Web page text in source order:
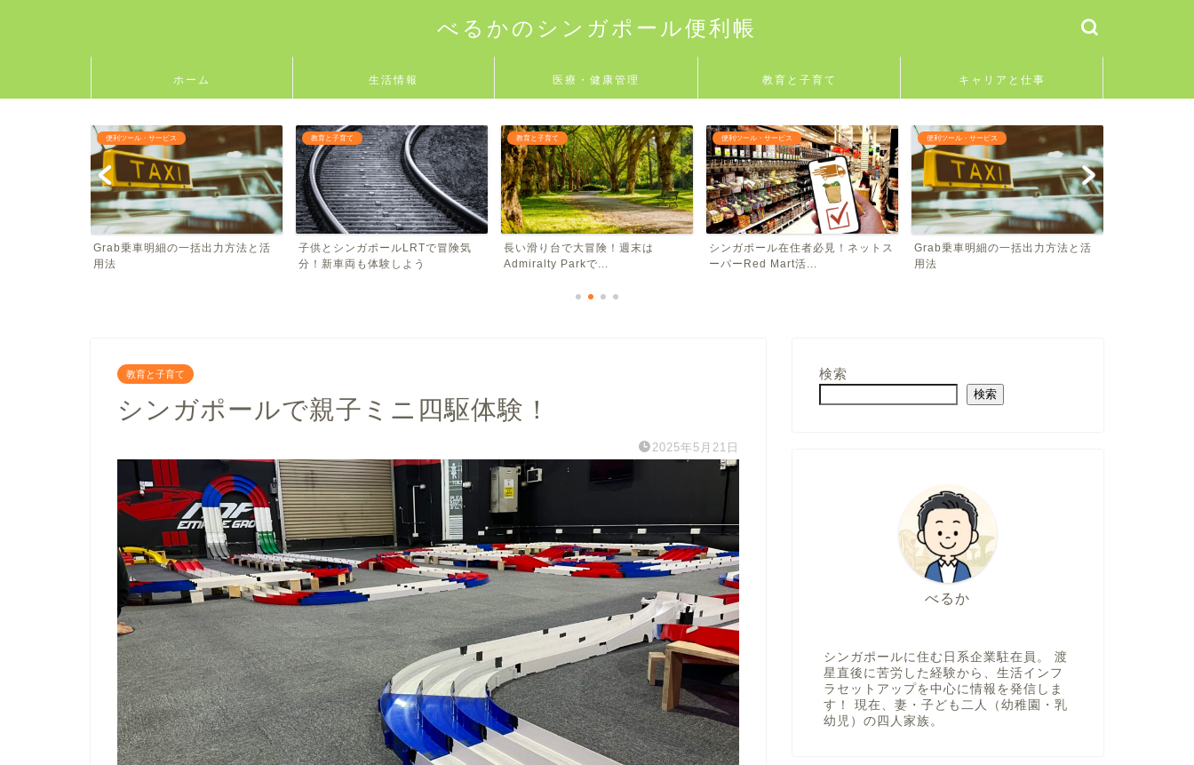
べるかのシンガポール便利帳
ホーム 生活情報 医療・健康管理 教育と子育て キャリアと仕事
教育と子育て
子供とシンガポールLRTで冒険気
分！新車両も体験しよう
教育と子育て
長い滑り台で大冒険！週末は
Admiralty Parkで...
便利ツール・サービス
シンガポール在住者必見！ネットス
ーパーRed Mart活...
便利ツール・サービス
Grab乗車明細の一括出力方法と活
用法
教育と子育て
子供とシンガポールLRTで冒険気
分！新車両も体験しよう
教育と子育て
シンガポールで親子ミニ四駆体験！
2025年5月21日
検索
検索
べるか
シンガポールに住む日系企業駐在員。 渡
星直後に苦労した経験から、生活インフ
ラセットアップを中心に情報を発信しま
す！ 現在、妻・子ども二人（幼稚園・乳
幼児）の四人家族。